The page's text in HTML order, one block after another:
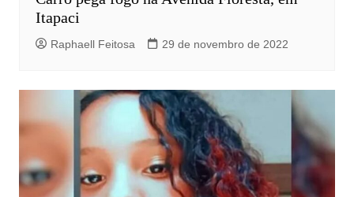
Itapaci
Raphaell Feitosa 29 de novembro de 2022